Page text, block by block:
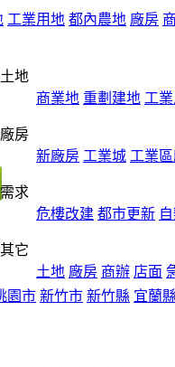
工業用地 都內農地 廠房
土地
商業地 重劃建地 工
廠房
新廠房 工業城 工業
需求
危樓改建 都市更新
其它
土地 廠房 商辦 店面
園市 新竹市 新竹縣 宜蘭縣